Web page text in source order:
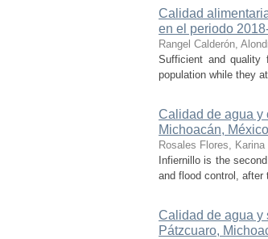
Calidad
en el periodo
Rangel Calderón,
Sufficient and quality
population while they
Calidad de agua y
Michoacán,
Rosales Flores, Karina
Infiernillo is the
and flood control,
Calidad de agua y
Pátzcuaro,